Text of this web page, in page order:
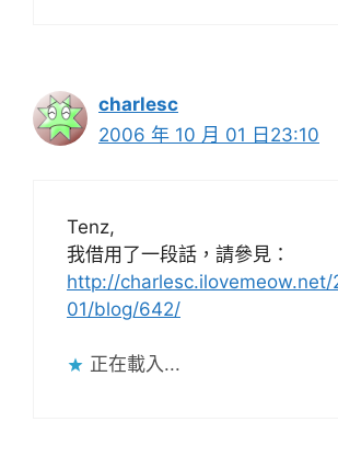
charlesc
2006 年 10 月 01 日23:10
Tenz,
我借用了一段話，請參見：
http://
01/blog/642/
正在載入...